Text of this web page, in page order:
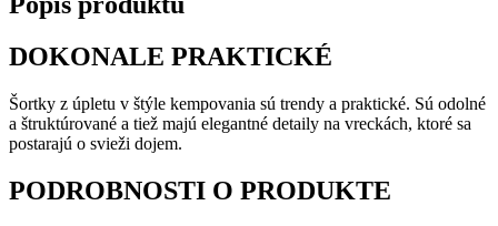
DOKONALE PRAKTICKÉ
Šortky z úpletu v štýle kempovania sú trendy a praktické. Sú odolné
a štruktúrované a tiež majú elegantné detaily na vreckách, ktoré sa
postarajú o svieži dojem.
PODROBNOSTI O PRODUKTE